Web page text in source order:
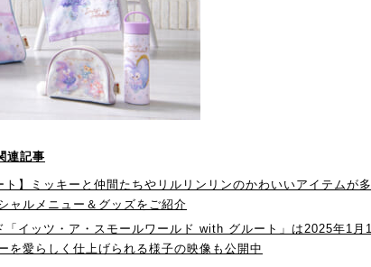
連記事
ト】ミッキーと仲間たちやリルリンリンのかわいいアイテムが
ャルメニュー＆グッズをご紹介
「イッツ・ア・スモールワールド with グルート」は2025年1月
を愛らしく仕上げられる様子の映像も公開中